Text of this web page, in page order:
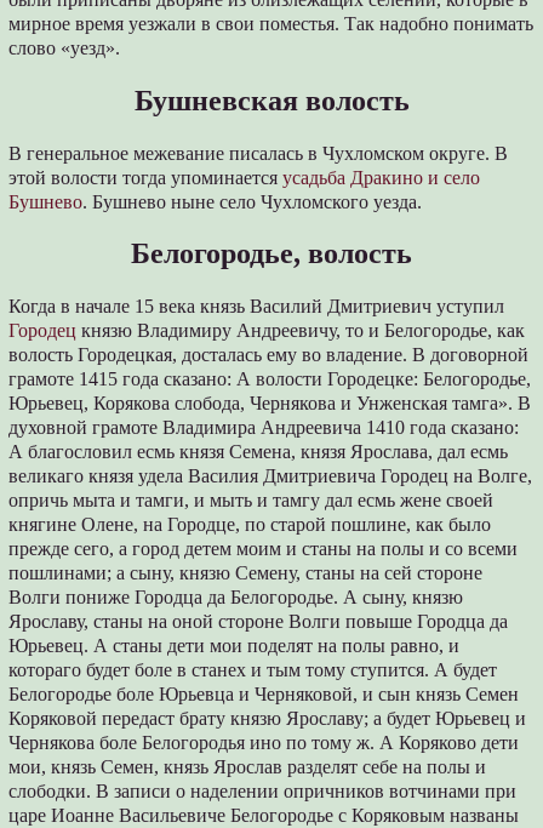
мирное время уезжали в свои поместья. Так надобно понимать
слово «уезд».
Бушневская волость
В генеральное межевание писалась в Чухломском округе. В
этой волости тогда упоминаетсяусадьба Дракино и село
Бушнево. Бушнево ныне село Чухломского уезда.
Белогородье, волость
Когда в начале 15 века князь Василий Дмитриевич уступил
Городец князю Владимиру Андреевичу, то и Белогородье, как
волость Городецкая, досталась ему во владение. В договорной
грамоте 1415 года сказано: А волости Городецке: Белогородье,
Юрьевец, Корякова слобода, Чернякова и Унженская тамга». В
духовной грамоте Владимира Андреевича 1410 года сказано:
А благословил есмь князя Семена, князя Ярослава, дал есмь
великаго князя удела Василия Дмитриевича Городец на Волге,
опричь мыта и тамги, и мыть и тамгу дал есмь жене своей
княгине Олене, на Городце, по старой пошлине, как было
прежде сего, а город детем моим и станы на полы и со всеми
пошлинами; а сыну, князю Семену, станы на сей стороне
Волги пониже Городца да Белогородье. А сыну, князю
Ярославу, станы на оной стороне Волги повыше Городца да
Юрьевец. А станы дети мои поделят на полы равно, и
котораго будет боле в станех и тым тому ступится. А будет
Белогородье боле Юрьевца и Черняковой, и сын князь Семен
Коряковой передаст брату князю Ярославу; а будет Юрьевец и
Чернякова боле Белогородья ино по тому ж. А Коряково дети
мои, князь Семен, князь Ярослав разделят себе на полы и
слободки. В записи о наделении опричников вотчинами при
царе Иоанне Васильевиче Белогородье с Коряковым названы